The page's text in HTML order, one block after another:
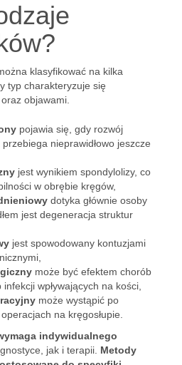
klasyfikować na kilka
typ charakteryzuje się
objawami.
pojawia się, gdy rozwój
nieprawidłowo jeszcze
jest wynikiem spondylolizy, co
w obrębie kręgów,
dotyka głównie osoby
jest degeneracja struktur
jest spowodowany kontuzjami
może być efektem chorób
wpływających na kości,
może wystąpić po
na kręgosłupie.
indywidualnego
jak i terapii. Metody